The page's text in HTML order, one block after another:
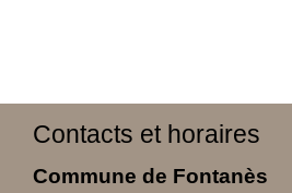
Contacts et horaires
Commune de Fontanès